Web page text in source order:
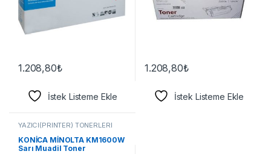
1.208,80₺
İstek Listeme Ekle
1.208,80₺
İstek Listeme Ekle
YAZICI(PRİNTER) TONERLERİ
KONİCA MİNOLTA KM1600W
Sarı Muadil Toner